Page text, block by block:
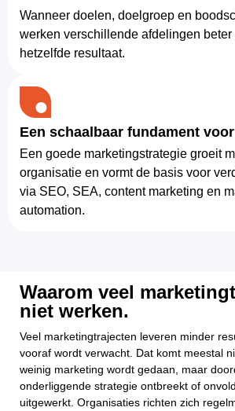
Wanneer doelen, doelgroep en
werken verschillende afdelingen beter
hetzelfde resultaat.
Een schaalbaar fundament
Een goede marketingstrategie groeit
organisatie en vormt de basis voor
via SEO, SEA, content marketing en
automation.
Waarom veel
niet werken.
Veel marketingtrajecten leveren minder
vooraf wordt verwacht. Dat komt meestal
weinig marketing wordt gedaan, maar
onderliggende strategie ontbreekt of
uitgewerkt. Organisaties richten zich